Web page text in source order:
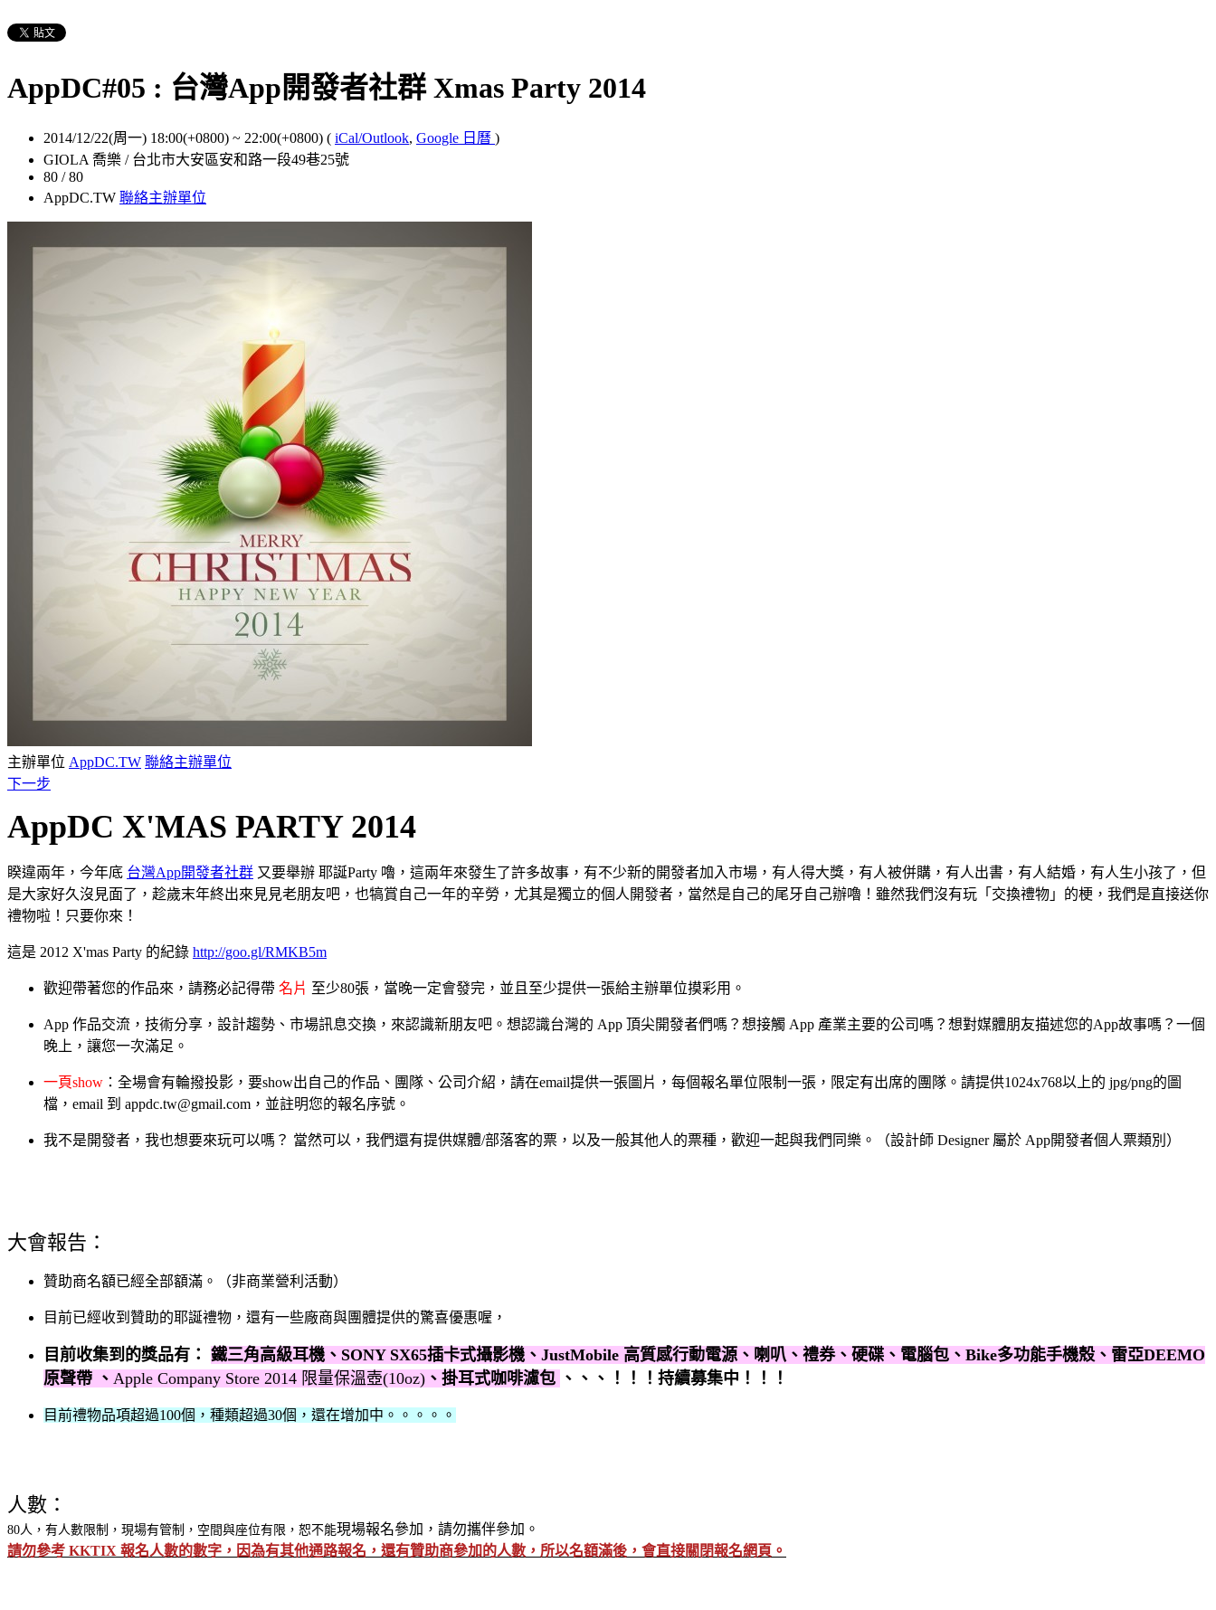
AppDC#05 : 台灣App開發者社群 Xmas Party 2014
2014/12/22(周一) 18:00(+0800) ~ 22:00(+0800) ( iCal/Outlook, Google 日曆 )
GIOLA 喬樂 / 台北市大安區安和路一段49巷25號
80 / 80
AppDC.TW 聯絡主辦單位
主辦單位 AppDC.TW 聯絡主辦單位
下一步
AppDC X'MAS PARTY 2014
睽違兩年，今年底 台灣App開發者社群 又要舉辦 耶誕Party 嚕，這兩年來發生了許多故事，有不少新的開發者加入市場，有人得大獎，有人被併購，有人出書，有人結婚，有人生小孩了，但
是大家好久沒見面了，趁歲末年終出來見見老朋友吧，也犒賞自己一年的辛勞，尤其是獨立的個人開發者，當然是自己的尾牙自己辦嚕！雖然我們沒有玩「交換禮物」的梗，我們是直接送你
禮物啦！只要你來！
這是 2012 X'mas Party 的紀錄 http://goo.gl/RMKB5m
歡迎帶著您的作品來，請務必記得帶 名片 至少80張，當晚一定會發完，並且至少提供一張給主辦單位摸彩用。
App 作品交流，技術分享，設計趨勢、市場訊息交換，來認識新朋友吧。想認識台灣的 App 頂尖開發者們嗎？想接觸 App 產業主要的公司嗎？想對媒體朋友描述您的App故事嗎？一個
晚上，讓您一次滿足。
一頁show ：全場會有輪撥投影，要show出自己的作品、團隊、公司介紹，請在email提供一張圖片， 每個報名單位限制一張，限定有出席的團隊。 請提供1024x768以上的 jpg/png的圖
檔，email 到 appdc.tw@gmail.com，並註明您的報名序號。
我不是開發者，我也想要來玩可以嗎？ 當然可以，我們還有提供媒體/部落客的票，以及一般其他人的票種，歡迎一起與我們同樂。（設計師 Designer 屬於 App開發者個人票類別）
大會報告：
贊助商名額已經全部額滿。（非商業營利活動）
目前已經收到贊助的耶誕禮物，還有一些廠商與團體提供的驚喜優惠喔，
目前收集到的獎品有： 鐵三角高級耳機、SONY SX65插卡式攝影機、JustMobile 高質感行動電源、喇叭、禮券、硬碟、電腦包、Bike多功能手機殼、雷亞DEEMO
原聲帶 、 Apple Company Store 2014 限量保溫壺(10oz) 、掛耳式咖啡濾包 、、、！！！持續募集中！！！
目前禮物品項超過100個，種類超過30個，還在增加中。。。。。
人數：
80人，有人數限制，現場有管制，空間與座位有限，恕不能現場報名參加，請勿攜伴參加。
請勿參考 KKTIX 報名人數的數字，因為有其他通路報名，還有贊助商參加的人數，所以名額滿後，會直接關閉報名網頁。